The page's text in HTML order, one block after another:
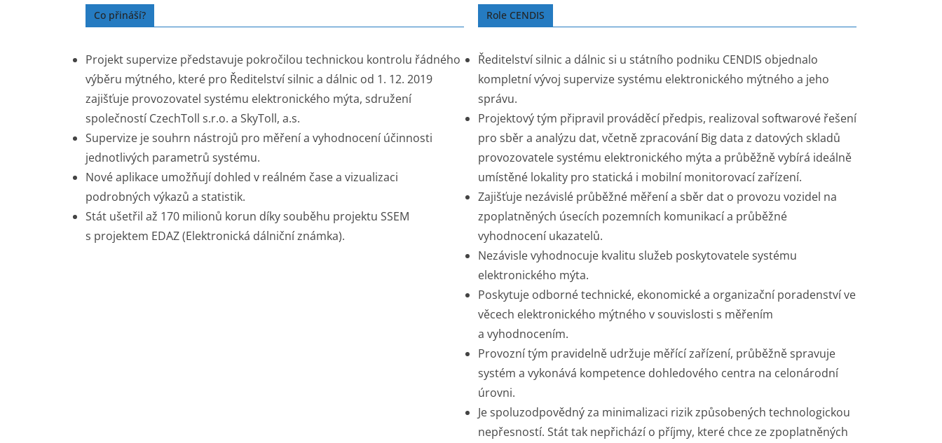
Co přináší?
Projekt supervize představuje pokročilou technickou kontrolu řádného
výběru mýtného, které pro Ředitelství silnic a dálnic od 1. 12. 2019
zajišťuje provozovatel systému elektronického mýta, sdružení
společností CzechToll s.r.o. a SkyToll, a.s.
Supervize je souhrn nástrojů pro měření a vyhodnocení účinnosti
jednotlivých parametrů systému.
Nové aplikace umožňují dohled v reálném čase a vizualizaci
podrobných výkazů a statistik.
Stát ušetřil až 170 milionů korun díky souběhu projektu SSEM
s projektem EDAZ (Elektronická dálniční známka).
Role CENDIS
Ředitelství silnic a dálnic si u státního podniku CENDIS objednalo
kompletní vývoj supervize systému elektronického mýtného a jeho
správu.
Projektový tým připravil prováděcí předpis, realizoval softwarové řešení
pro sběr a analýzu dat, včetně zpracování Big data z datových skladů
provozovatele systému elektronického mýta a průběžně vybírá ideálně
umístěné lokality pro statická i mobilní monitorovací zařízení.
Zajišťuje nezávislé průběžné měření a sběr dat o provozu vozidel na
zpoplatněných úsecích pozemních komunikací a průběžné
vyhodnocení ukazatelů.
Nezávisle vyhodnocuje kvalitu služeb poskytovatele systému
elektronického mýta.
Poskytuje odborné technické, ekonomické a organizační poradenství ve
věcech elektronického mýtného v souvislosti s měřením
a vyhodnocením.
Provozní tým pravidelně udržuje měřící zařízení, průběžně spravuje
systém a vykonává kompetence dohledového centra na celonárodní
úrovni.
Je spoluzodpovědný za minimalizaci rizik způsobených technologickou
nepřesností. Stát tak nepřichází o příjmy, které chce ze zpoplatněných